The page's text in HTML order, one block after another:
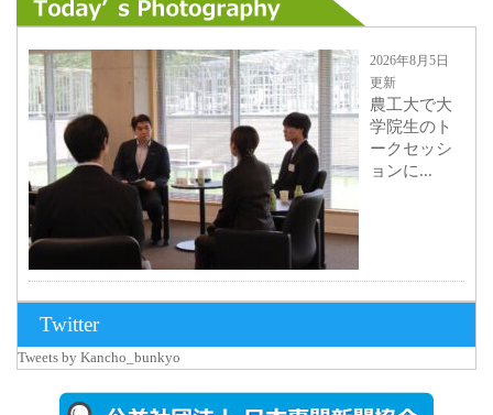
2026年8月5日
更新
農工大で大
学院生のト
ークセッシ
ョンに...
ォトスポッ
Twitter
Tweets by Kancho_bunkyo